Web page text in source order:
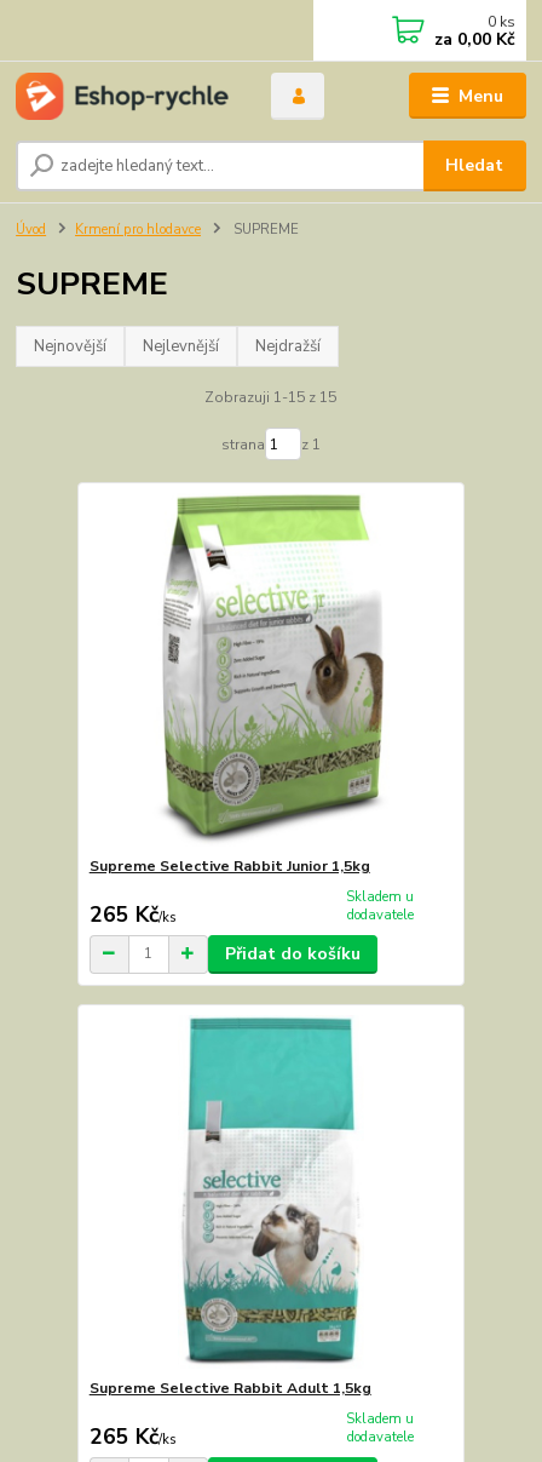
Menu
Hledat
0 ks
za 0,00 Kč
Úvod Krmení pro hlodavce SUPREME
SUPREME
Nejnovější Nejlevnější Nejdražší
Zobrazuji 1-15 z 15
strana z 1
Supreme Selective Rabbit Junior 1,5kg
265 Kč/ks
Skladem u
dodavatele
Přidat do košíku
Supreme Selective Rabbit Adult 1,5kg
265 Kč/ks
Skladem u
dodavatele